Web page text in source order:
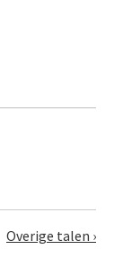
Overige talen